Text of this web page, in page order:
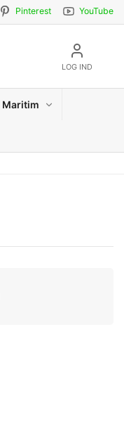
Pinterest YouTube
LOG IND
Maritim